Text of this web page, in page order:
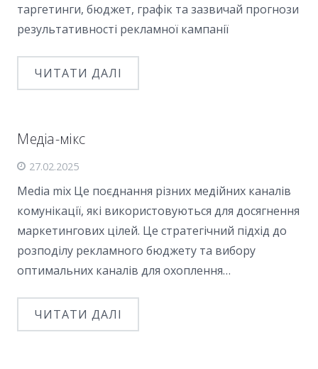
таргетинги, бюджет, графік та зазвичай прогнози
результативності рекламної кампанії
ЧИТАТИ ДАЛІ
Медіа-мікс
27.02.2025
Media mix Це поєднання різних медійних каналів
комунікації, які використовуються для досягнення
маркетингових цілей. Це стратегічний підхід до
розподілу рекламного бюджету та вибору
оптимальних каналів для охоплення…
ЧИТАТИ ДАЛІ